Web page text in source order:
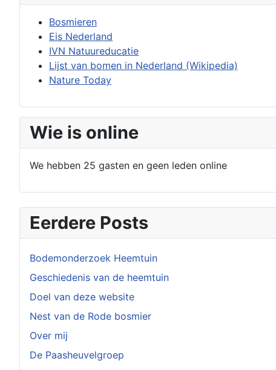
Bosmieren
Eis Nederland
IVN Natuureducatie
Lijst van bomen in Nederland (Wikipedia)
Nature Today
Wie is online
We hebben 25 gasten en geen leden online
Eerdere Posts
Bodemonderzoek Heemtuin
Geschiedenis van de heemtuin
Doel van deze website
Nest van de Rode bosmier
Over mij
De Paasheuvelgroep